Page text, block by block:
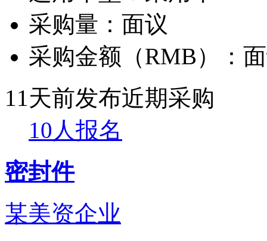
采购量： 面议
采购金额（RMB）：
11天前发布近期采购
10人报名
密封件
某美资企业